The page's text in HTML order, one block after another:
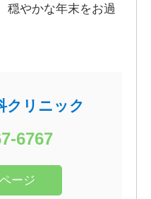
穏やかな年末をお過
クリニック
6767
ージ